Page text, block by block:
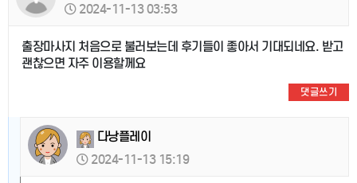
2024-11-13 03:53
출장마사지 처음으로 불러보는데 후기들이 좋아서 기대되네요. 받고
괜찮으면 자주 이용할께요
댓글쓰기
다낭플레이
2024-11-13 15:19